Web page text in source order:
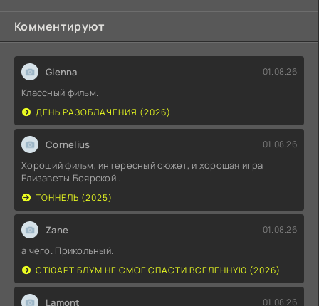
Комментируют
Glenna 01.08.26
Классный фильм.
ДЕНЬ РАЗОБЛАЧЕНИЯ (2026)
Cornelius 01.08.26
Хороший фильм, интересный сюжет, и хорошая игра
Елизаветы Боярской .
ТОННЕЛЬ (2025)
Zane 01.08.26
а чего. Прикольный.
СТЮАРТ БЛУМ НЕ СМОГ СПАСТИ ВСЕЛЕННУЮ (2026)
Lamont 01.08.26